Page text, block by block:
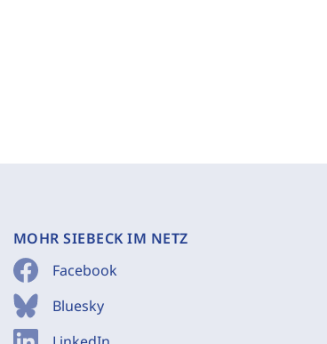
MOHR SIEBECK IM NETZ
Facebook
Bluesky